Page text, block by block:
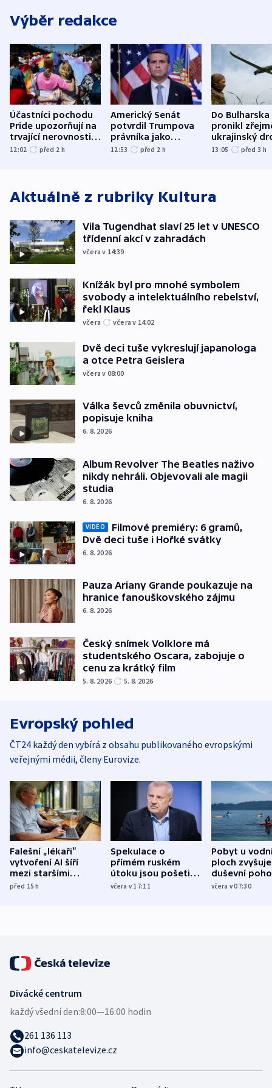
Výběr redakce
Účastníci pochodu
Pride upozorňují na
trvající nerovnosti i
společenskou
12:02 před 2 h
Americký Senát
potvrdil Trumpova
právníka jako
ministra
12:53 před 2 h
Do Bulharska
pronikl
ukrajinský
explodoval
13:05 před 3 h
Aktuálně z rubriky Kultura
Vila Tugendhat slaví 25 let v UNESCO
třídenní akcí v zahradách
včera v 14:39
Knížák byl pro mnohé symbolem
svobody a intelektuálního rebelství,
řekl Klaus
včera včera v 14:02
Dvě deci tuše vykreslují japanologa
a otce Petra Geislera
včera v 08:00
Válka ševců změnila obuvnictví,
popisuje kniha
6. 8. 2026
Album Revolver The Beatles naživo
nikdy nehráli. Objevovali ale magii
studia
6. 8. 2026
VIDEO
Filmové premiéry: 6 gramů,
Dvě deci tuše i Hořké svátky
6. 8. 2026
Pauza Ariany Grande poukazuje na
hranice fanouškovského zájmu
6. 8. 2026
Český snímek Volklore má
studentského Oscara, zabojuje o
cenu za krátký film
5. 8. 2026 5. 8. 2026
Evropský pohled
ČT24 každý den vybírá z obsahu publikovaného evropskými
veřejnými médii, členy Eurovize.
Falešní „lékaři“
vytvoření AI šíří
mezi staršími
Poláky nebezpečné
před 15h
Spekulace o
přímém ruském
útoku jsou pošetilé,
míní estonský
včera v 17:11
Pobyt u
ploch zvyšuje
duševní
ukázala
včera v 07:30
Divácké centrum
každý všední den:8:00—16:00 hodin
261 136 113
info@ceskatelevize.cz